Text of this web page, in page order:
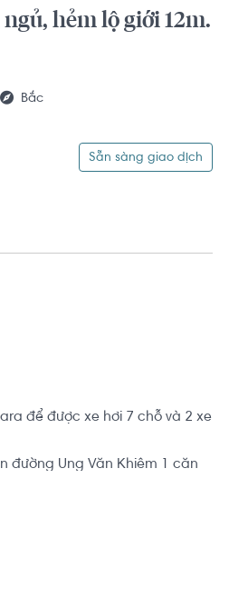
hẻm lộ giới 12m.
Bắc
Sẵn sàng giao dịch
để được xe hơi 7 chỗ và 2 xe
đường Ung Văn Khiêm 1 căn
cách vòng xoay Đài Liệt Sĩ